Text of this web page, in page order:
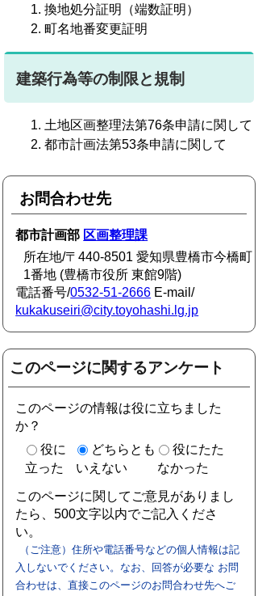
換地処分証明（端数証明）
町名地番変更証明
建築行為等の制限と規制
土地区画整理法第76条申請に関して
都市計画法第53条申請に関して
お問合わせ先
都市計画部 区画整理課
所在地/〒440-8501 愛知県豊橋市今橋町
1番地 (豊橋市役所 東館9階)
電話番号/0532-51-2666 E-mail/
kukakuseiri@city.toyohashi.lg.jp
このページに関するアンケート
このページの情報は役に立ちました
か？
役に
立った
どちらとも
いえない
役にたた
なかった
このページに関してご意見がありまし
たら、500文字以内でご記入くださ
い。
（ご注意）住所や電話番号などの個人情報は記
入しないでください。なお、回答が必要な お問
合わせは、直接このページのお問合わせ先へご